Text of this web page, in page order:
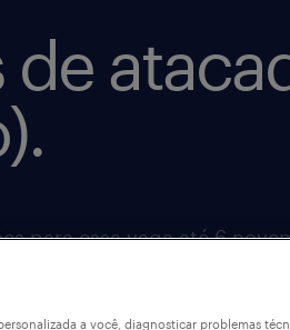
a você, diagnosticar problemas